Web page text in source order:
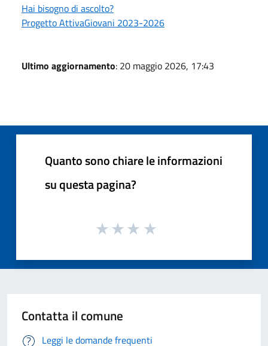
Hai bisogno di ascolto?
Progetto AttivaGiovani 2023-2026
Ultimo aggiornamento: 20 maggio 2026, 17:43
Quanto sono chiare le informazioni
su questa pagina?
Contatta il comune
Leggi le domande frequenti